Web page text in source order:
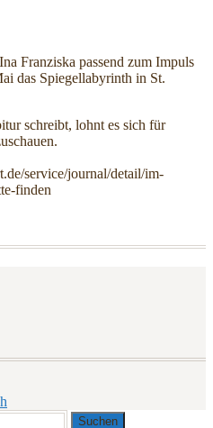
Franziska passend zum Impuls
das Spiegellabyrinth in St.
schreibt, lohnt es sich für
service/journal/detail/im-
finden